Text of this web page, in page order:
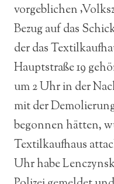
vorgeblichen
Bezug auf das
der das
Hauptstraße 19
um 2 Uhr in der
mit der
begonnen hätten,
Textilkaufhaus
Uhr habe